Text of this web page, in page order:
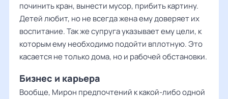
починить кран, вынести мусор, прибить картину.
Детей любит, но не всегда жена ему доверяет их
воспитание. Так же супруга указывает ему цели, к
которым ему необходимо подойти вплотную. Это
касается не только дома, но и рабочей обстановки.
Бизнес и карьера
Вообще, Мирон предпочтений к какой-либо одной